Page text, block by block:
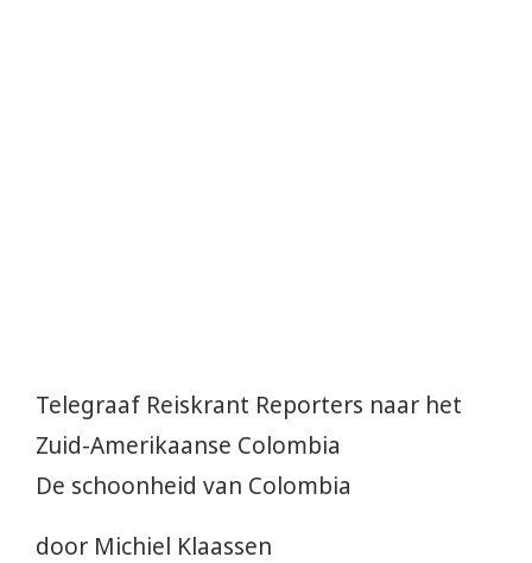
Telegraaf Reiskrant Reporters naar het
Zuid-Amerikaanse Colombia
De schoonheid van Colombia
door Michiel Klaassen